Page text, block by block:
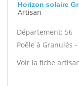
Horizon solaire
Artisan
Département: 56
Poêle à Granulés -
Voir la fiche